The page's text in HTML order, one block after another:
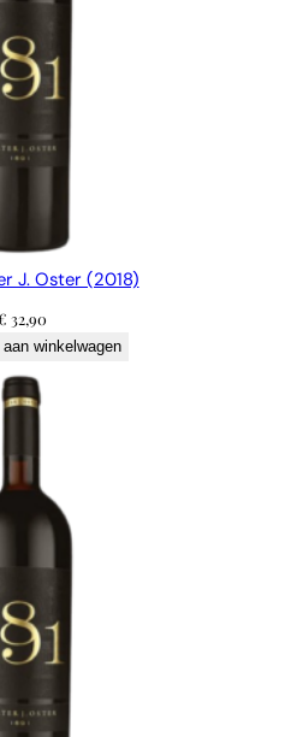
J. Oster (2018)
32,90
winkelwagen